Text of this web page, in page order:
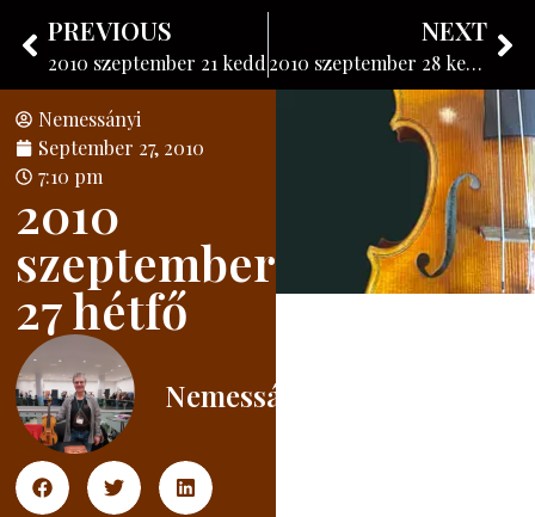
Instrument maker
PREVIOUS
2010 szeptember 21 kedd
NEXT
2010 szeptember 28 kedd
Nemessányi
September 27, 2010
7:10 pm
2010
szeptember
27 hétfő
Nemessányi